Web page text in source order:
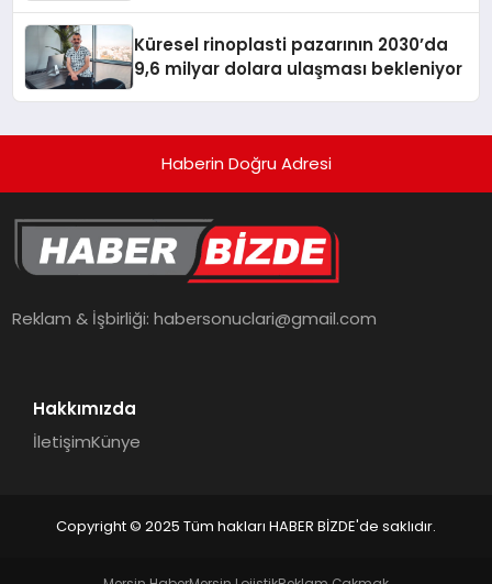
Küresel rinoplasti pazarının 2030’da
9,6 milyar dolara ulaşması bekleniyor
Haberin Doğru Adresi
Reklam & İşbirliği:habersonuclari@gmail.com
Hakkımızda
İletişimKünye
Copyright © 2025 Tüm hakları HABER BİZDE'de saklıdır.